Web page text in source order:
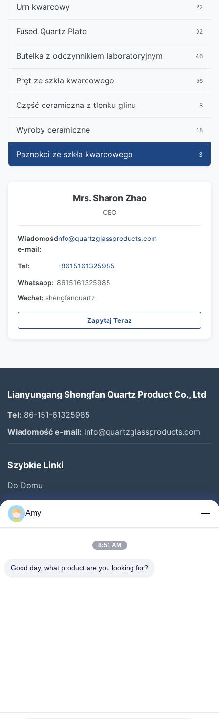
Urn kwarcowy 22
Fused Quartz Plate 92
Butelka z odczynnikiem laboratoryjnym 46
Pręt ze szkła kwarcowego 56
Część ceramiczna z tlenku glinu 8
Wyroby ceramiczne 18
Paznokci ze szkła kwarcowego 3
Mrs. Sharon Zhao
CEO
Wiadomość
e-mail:
info@quartzglassproducts.com
Tel:
+8615161325985
Whatsapp: 8615161325985
Wechat: shengfanquartz
Zapytaj Teraz
Lianyungang Shengfan Quartz Product Co., Ltd
Tel: 86-151-61325985
Wiadomość e-mail: info@quartzglassproducts.com
Szybkie Linki
Do Domu
Produkty
Filmy
Kontrola Jakości
Amy
8:51 AM
Good day, what product are you looking for?